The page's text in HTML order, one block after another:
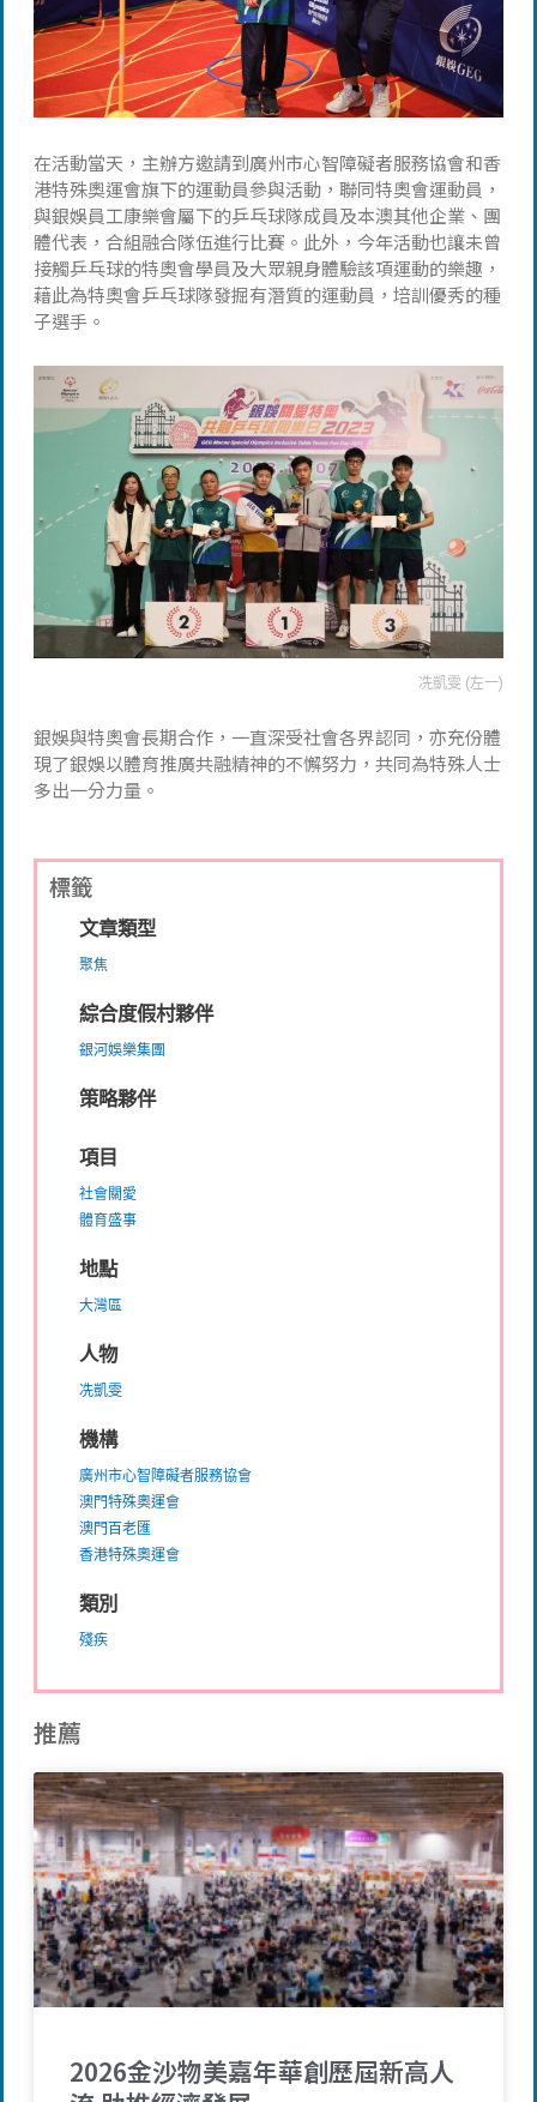
在活動當天，主辦方邀請到廣州市心智障礙者服務協會和香
港特殊奧運會旗下的運動員參與活動，聯同特奧會運動員，
與銀娛員工康樂會屬下的乒乓球隊成員及本澳其他企業、團
體代表，合組融合隊伍進行比賽。此外，今年活動也讓未曾
接觸乒乓球的特奧會學員及大眾親身體驗該項運動的樂趣，
藉此為特奧會乒乓球隊發掘有潛質的運動員，培訓優秀的種
子選手。
冼凱雯 (左一)
銀娛與特奧會長期合作，一直深受社會各界認同，亦充份體
現了銀娛以體育推廣共融精神的不懈努力，共同為特殊人士
多出一分力量。
標籤
文章類型
聚焦
綜合度假村夥伴
銀河娛樂集團
策略夥伴
項目
社會關愛
體育盛事
地點
大灣區
人物
冼凱雯
機構
廣州市心智障礙者服務協會
澳門特殊奧運會
澳門百老匯
香港特殊奧運會
類別
殘疾
推薦
2026金沙物美嘉年華創歷屆新高人